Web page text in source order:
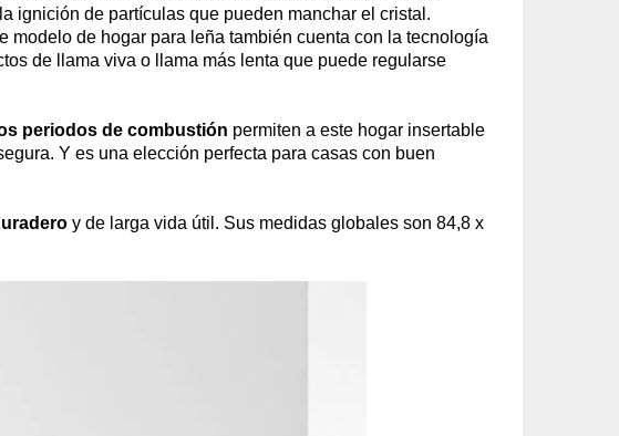
ignición de partículas que pueden manchar el cristal.
modelo de hogar para leña también cuenta con la tecnología
de llama viva o llama más lenta que puede regularse
periodos de combustión permiten a este hogar insertable
Y es una elección perfecta para casas con buen
y de larga vida útil. Sus medidas globales son 84,8 x